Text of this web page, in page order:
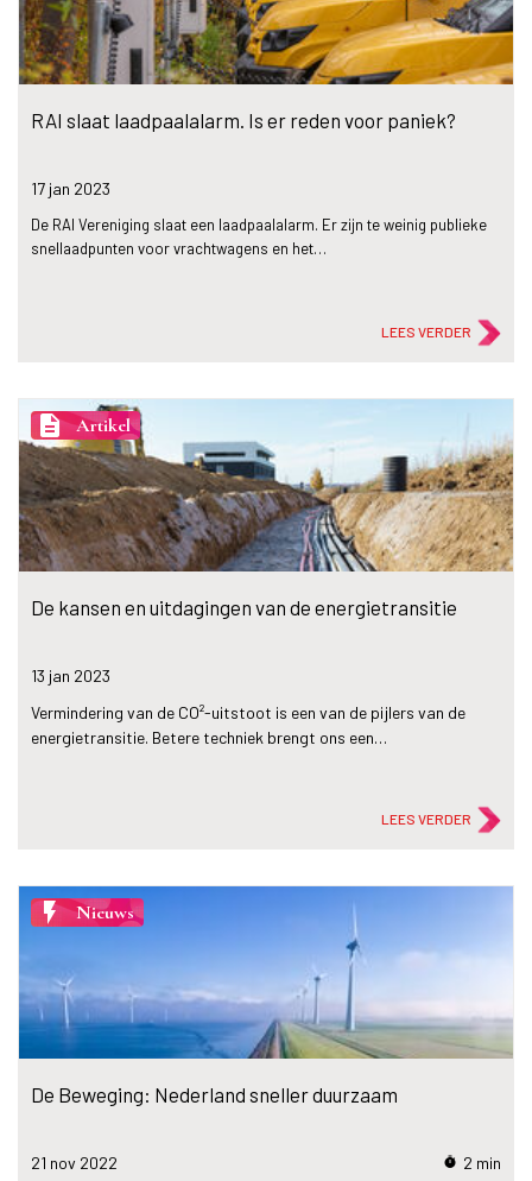
RAI slaat laadpaalalarm. Is er reden voor paniek?
17 jan 2023
De RAI Vereniging slaat een laadpaalalarm. Er zijn te weinig publieke
snellaadpunten voor vrachtwagens en het…
LEES VERDER
description Artikel
De kansen en uitdagingen van de energietransitie
13 jan 2023
Vermindering van de CO²-uitstoot is een van de pijlers van de
energietransitie. Betere techniek brengt ons een…
LEES VERDER
flash_on Nieuws
De Beweging: Nederland sneller duurzaam
21 nov 2022 timer 2 min